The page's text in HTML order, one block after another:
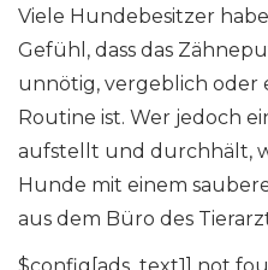
Viele Hundebesitzer
Gefühl, dass das
unnötig, vergeblich oder
Routine ist. Wer jedoch
aufstellt und durchhält,
Hunde mit einem
aus dem Büro des